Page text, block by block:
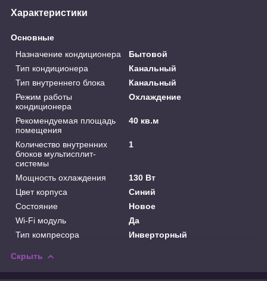
Характеристики
Основные
Назначение кондиционера
Бытовой
Тип кондиционера
Канальный
Тип внутреннего блока
Канальный
Режим работы
кондиционера
Охлаждение
Рекомендуемая площадь
помещения
40 кв.м
Количество внутренних
блоков мультисплит-
системы
1
Мощность охлаждения
130 Вт
Цвет корпуса
Синий
Состояние
Новое
Wi-Fi модуль
Да
Тип компресора
Инверторный
Скрыть